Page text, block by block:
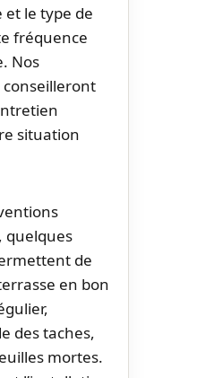
et le type de
fréquence
Nos
situation
quelques
de
en bon
des taches,
mortes.